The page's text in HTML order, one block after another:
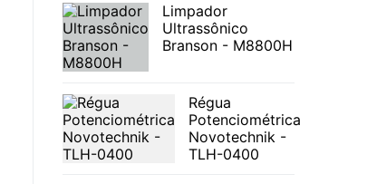
Limpador
Ultrassônico
Branson - M8800H
Régua
Potenciométrica
Novotechnik -
TLH-0400